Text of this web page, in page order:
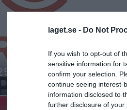
laget.se - Do Not
If you wish to opt-out of
sensitive information for
confirm your selection.
continue seeing interest-
information disclosed to
further disclosure of your